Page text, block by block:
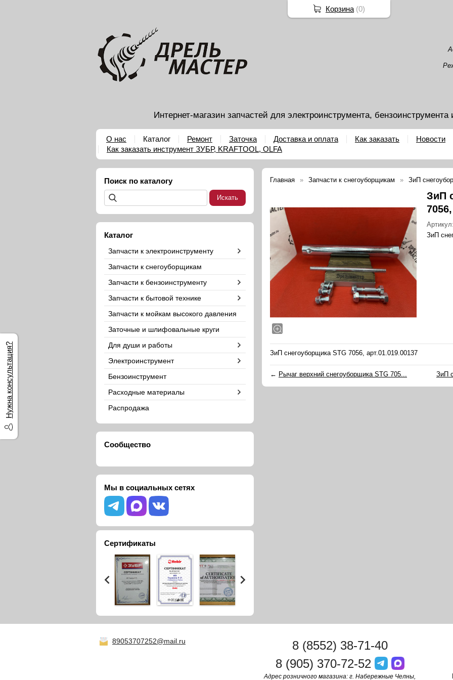
Интернет-магазин запчастей для электроинструмента,
О нас Каталог Ремонт Заточка Доставка и оплата Как заказать
Новости
Как заказать инструмент ЗУБР, KRAFTOOL, OLFA
Поиск по каталогу
Каталог
Запчасти к электроинструменту
Запчасти к снегоуборщикам
Запчасти к бензоинструменту
Запчасти к бытовой технике
Запчасти к мойкам высокого давления
Заточные и шлифовальные круги
Для души и работы
Электроинструмент
Бензоинструмент
Расходные материалы
Распродажа
Сообщество
Мы в социальных сетях
Сертификаты
Главная Запчасти к снегоуборщикам ЗиП
ЗиП
ЗиП
ЗиП снегоуборщика STG 7056, арт.01.019.00137
← Рычаг верхний снегоуборщика STG 705... ЗиП
89053707252@mail.ru
8 (8552) 38-71-40
8 (905) 370-72-52
Адрес розничного магазина: г. Набережные Челны,
Нужна консультация?
Корзина (0)